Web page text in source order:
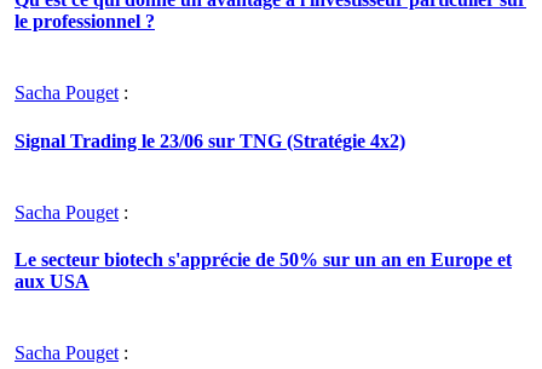
le professionnel ?
Sacha Pouget:
Signal Trading le 23/06 sur TNG (Stratégie 4x2)
Sacha Pouget :
Le secteur biotech s'apprécie de 50% sur un an en Europe et
aux USA
Sacha Pouget: